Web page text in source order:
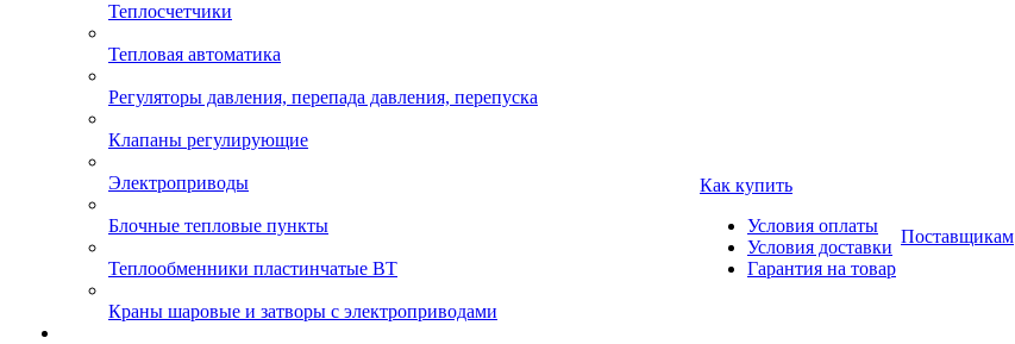
Теплосчетчики
Тепловая автоматика
Регуляторы давления, перепада давления, перепуска
Клапаны регулирующие
Электроприводы
Блочные тепловые пункты
Теплообменники пластинчатые ВТ
Краны шаровые и затворы с электроприводами
Как купить
Условия оплаты
Условия доставки
Гарантия на товар
Поставщикам